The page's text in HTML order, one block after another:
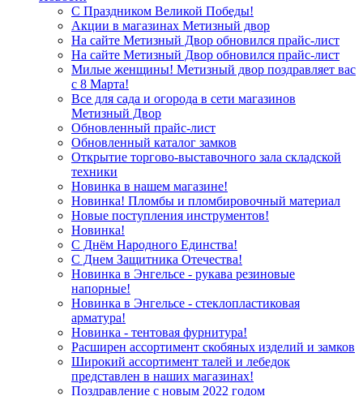
С Праздником Великой Победы!
Акции в магазинах Метизный двор
На сайте Метизный Двор обновился прайс-лист
На сайте Метизный Двор обновился прайс-лист
Милые женщины! Метизный двор поздравляет вас
с 8 Марта!
Все для сада и огорода в сети магазинов
Метизный Двор
Обновленный прайс-лист
Обновленный каталог замков
Открытие торгово-выставочного зала складской
техники
Новинка в нашем магазине!
Новинка! Пломбы и пломбировочный материал
Новые поступления инструментов!
Новинка!
С Днём Народного Единства!
С Днем Защитника Отечества!
Новинка в Энгельсе - рукава резиновые
напорные!
Новинка в Энгельсе - стеклопластиковая
арматура!
Новинка - тентовая фурнитура!
Расширен ассортимент скобяных изделий и замков
Широкий ассортимент талей и лебедок
представлен в наших магазинах!
Поздравление с новым 2022 годом